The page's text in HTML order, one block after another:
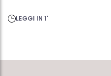
LEGGI IN 1'